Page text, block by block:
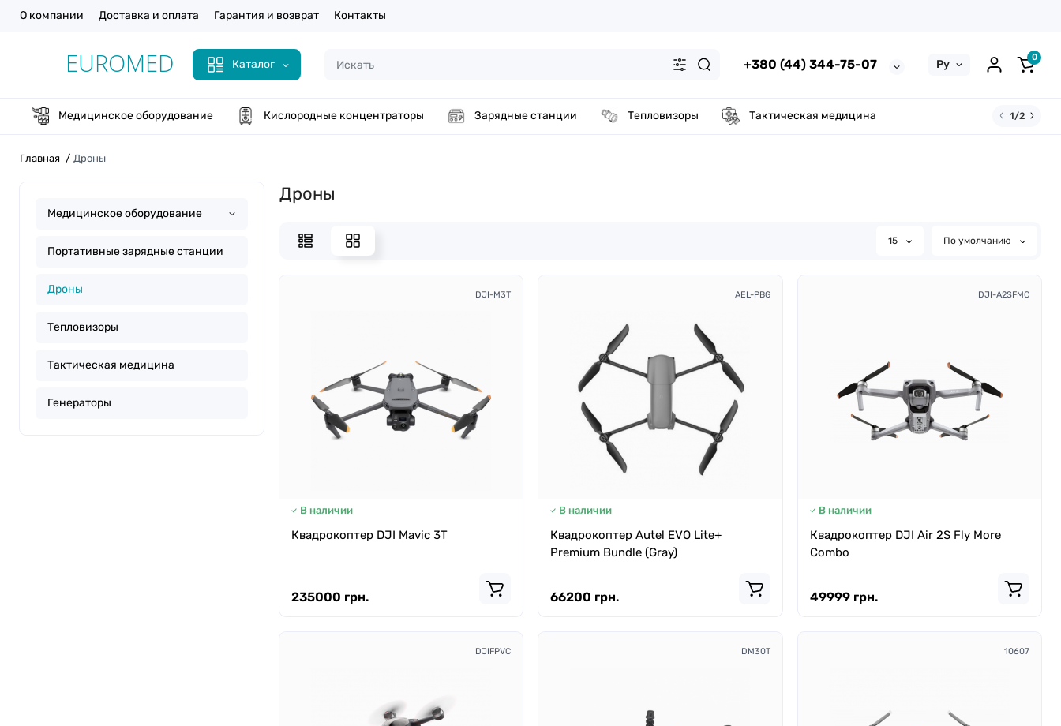
О компании Доставка и оплата Гарантия и возврат Контакты
Каталог +380 (44) 344-75-07 Ру
0
Медицинское оборудование Кислородные концентраторы Зарядные станции Тепловизоры Тактическая медицина 1/2
Главная Дроны
Медицинское оборудование
Портативные зарядные станции
Дроны
Тепловизоры
Тактическая медицина
Генераторы
Дроны
15 По умолчанию
DJI-M3T
В наличии
Квадрокоптер DJI Mavic 3T
235000 грн.
AEL-PBG
В наличии
Квадрокоптер Autel EVO Lite+
Premium Bundle (Gray)
66200 грн.
DJI-A2SFMC
В наличии
Квадрокоптер DJI Air 2S Fly More
Combo
49999 грн.
DJIFPVC DM30T 10607